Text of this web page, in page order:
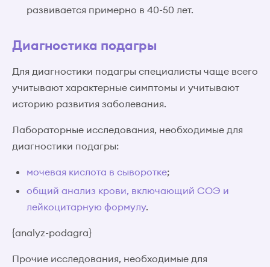
развивается примерно в 40-50 лет.
Диагностика подагры
Для диагностики подагры специалисты чаще всего
учитывают характерные симптомы и учитывают
историю развития заболевания.
Лабораторные исследования, необходимые для
диагностики подагры:
мочевая кислота в сыворотке;
общий анализ крови, включающий СОЭ и
лейкоцитарную формулу.
{analyz-podagra}
Прочие исследования, необходимые для